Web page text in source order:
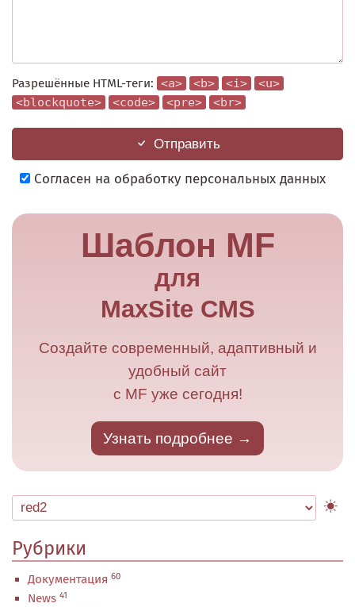
Разрешённые HTML-теги: <a> <b> <i>
<u>
<blockquote>
<code> <pre> <br>
Отправить
Согласен на обработку персональных данных
Шаблон MF
для
MaxSite CMS
Создайте современный, адаптивный и
удобный сайт
с MF уже сегодня!
Узнать подробнее
Рубрики
Документация 60
News 41